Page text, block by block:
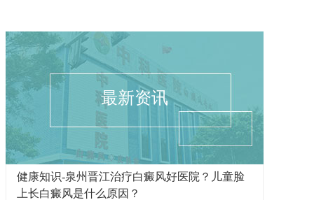
最新资讯
健康知识-泉州晋江治疗白癜风好医院？儿童脸
上长白癜风是什么原因？